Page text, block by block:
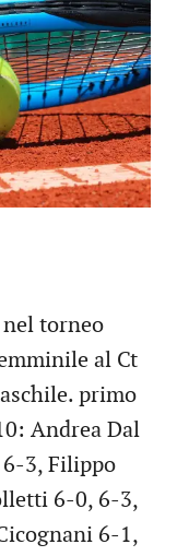
torneo
al Ct
primo
Andrea Dal
3, Filippo
6-0, 6-3,
6-1,